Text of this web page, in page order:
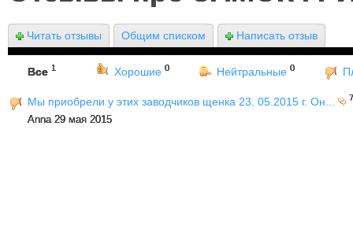
Читать отзывы Общим списком Написать отзыв
Все 1 Хорошие 0 Нейтральные 0
Мы приобрели у этих заводчиков щенка 23. 05.2015 г. Он...
Anna 29 мая 2015